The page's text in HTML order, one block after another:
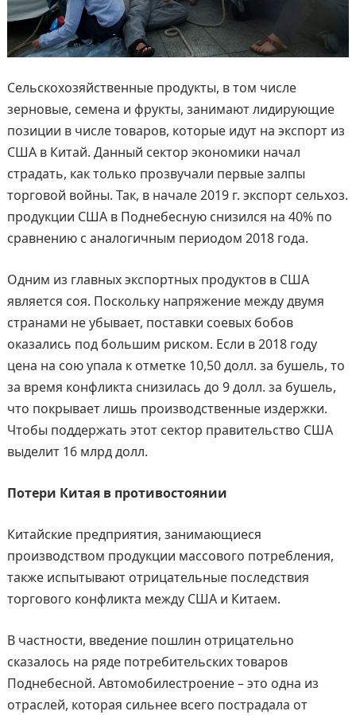
Сельскохозяйственные продукты, в том числе
зерновые, семена и фрукты, занимают лидирующие
позиции в числе товаров, которые идут на экспорт из
США в Китай. Данный сектор экономики начал
страдать, как только прозвучали первые залпы
торговой войны. Так, в начале 2019 г. экспорт сельхоз.
продукции США в Поднебесную снизился на 40% по
сравнению с аналогичным периодом 2018 года.
Одним из главных экспортных продуктов в США
является соя. Поскольку напряжение между двумя
странами не убывает, поставки соевых бобов
оказались под большим риском. Если в 2018 году
цена на сою упала к отметке 10,50 долл. за бушель, то
за время конфликта снизилась до 9 долл. за бушель,
что покрывает лишь производственные издержки.
Чтобы поддержать этот сектор правительство США
выделит 16 млрд долл.
Потери Китая в противостоянии
Китайские предприятия, занимающиеся
производством продукции массового потребления,
также испытывают отрицательные последствия
торгового конфликта между США и Китаем.
В частности, введение пошлин отрицательно
сказалось на ряде потребительских товаров
Поднебесной. Автомобилестроение – это одна из
отраслей, которая сильнее всего пострадала от